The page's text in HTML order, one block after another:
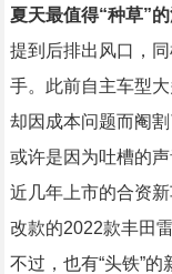
夏天最值得“种草”
提到后排出风口，
手。此前自主车型
却因成本问题而阉割
或许是因为吐槽的
近几年上市的合资
改款的2022款丰田
不过，也有“头铁”